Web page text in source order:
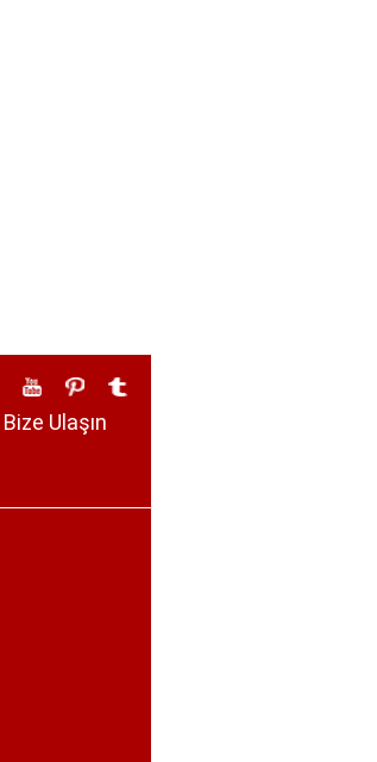
Bize Ulaşın